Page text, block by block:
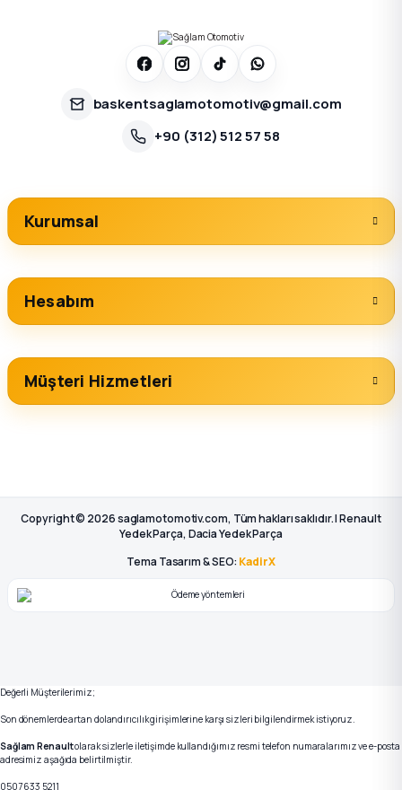
baskentsaglamotomotiv@gmail.com
+90 (312) 512 57 58
Kurumsal
Hesabım
Müşteri Hizmetleri
Copyright © 2026 saglamotomotiv.com, Tüm hakları saklıdır. | Renault
Yedek Parça, Dacia Yedek Parça
Tema Tasarım & SEO: KadirX
Değerli Müşterilerimiz;
Son dönemlerde artan dolandırıcılık girişimlerine karşı sizleri bilgilendirmek istiyoruz.
Sağlam Renaultolarak sizlerle iletişimde kullandığımız resmi telefon numaralarımız ve e-posta
adresimiz aşağıda belirtilmiştir.
0507 633 5211